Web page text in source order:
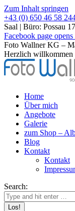
Zum Inhalt springen
+43 (0) 650 46 58
Saal | Büro: Possau
Facebook page
Foto Wallner KG –
Herzlich willkommen
Home
Über mich
Angebote
Galerie
zum Shop –
Blog
Kontakt
Kontakt
Search: